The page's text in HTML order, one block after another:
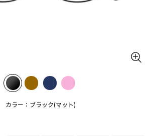
カラー：ブラック(マット)